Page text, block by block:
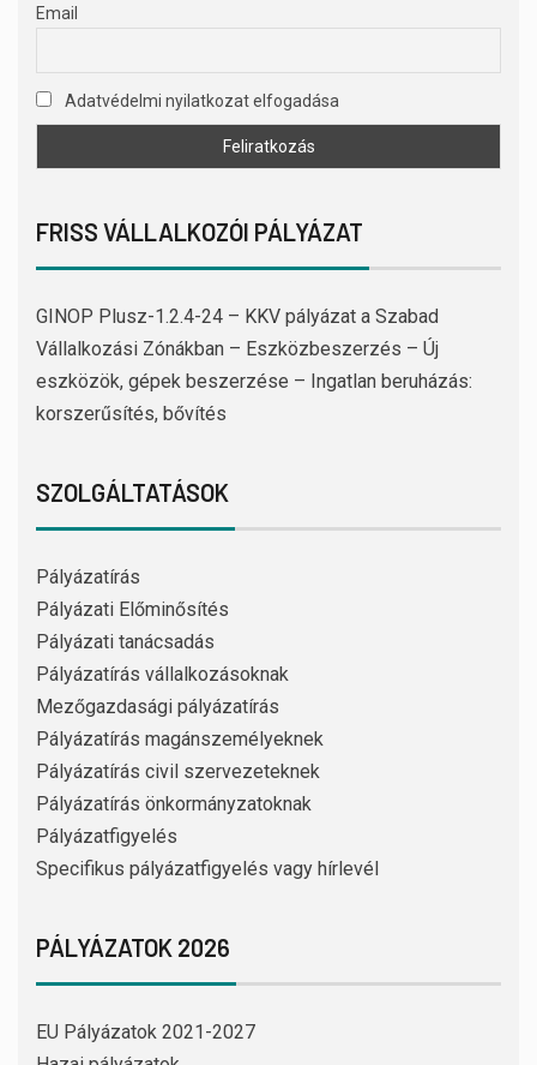
Email
Adatvédelmi nyilatkozat elfogadása
FRISS VÁLLALKOZÓI PÁLYÁZAT
GINOP Plusz-1.2.4-24 – KKV pályázat a Szabad
Vállalkozási Zónákban – Eszközbeszerzés – Új
eszközök, gépek beszerzése – Ingatlan beruházás:
korszerűsítés, bővítés
SZOLGÁLTATÁSOK
Pályázatírás
Pályázati Előminősítés
Pályázati tanácsadás
Pályázatírás vállalkozásoknak
Mezőgazdasági pályázatírás
Pályázatírás magánszemélyeknek
Pályázatírás civil szervezeteknek
Pályázatírás önkormányzatoknak
Pályázatfigyelés
Specifikus pályázatfigyelés vagy hírlevél
PÁLYÁZATOK 2026
EU Pályázatok 2021-2027